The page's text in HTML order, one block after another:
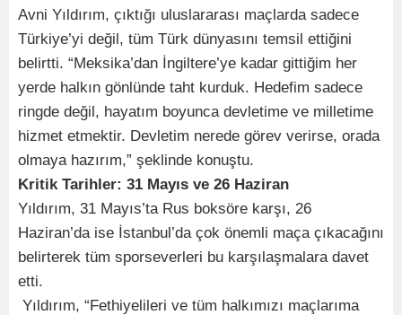
Avni Yıldırım, çıktığı uluslararası maçlarda sadece
Türkiye’yi değil, tüm Türk dünyasını temsil ettiğini
belirtti. “Meksika’dan İngiltere’ye kadar gittiğim her
yerde halkın gönlünde taht kurduk. Hedefim sadece
ringde değil, hayatım boyunca devletime ve milletime
hizmet etmektir. Devletim nerede görev verirse, orada
olmaya hazırım,” şeklinde konuştu.
Kritik Tarihler: 31 Mayıs ve 26 Haziran
Yıldırım, 31 Mayıs’ta Rus boksöre karşı, 26
Haziran’da ise İstanbul’da çok önemli maça çıkacağını
belirterek tüm sporseverleri bu karşılaşmalara davet
etti.
Yıldırım, “Fethiyelileri ve tüm halkımızı maçlarıma